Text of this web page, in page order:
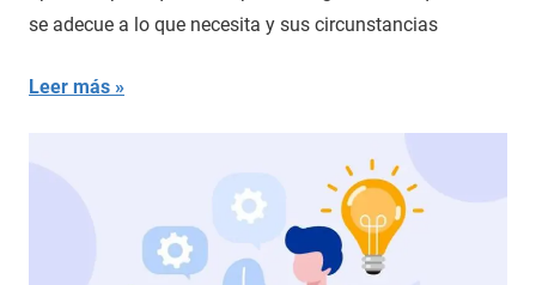
se adecue a lo que necesita y sus circunstancias
Leer más